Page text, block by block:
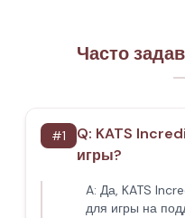
Часто
#1 Q: KATS
игры?
A: Да, KATS
для игры на